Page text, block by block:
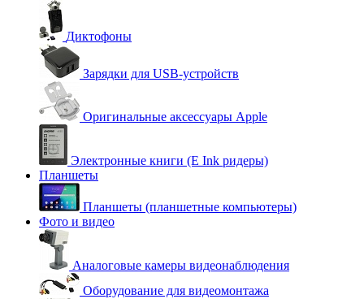
Диктофоны
Зарядки для USB-устройств
Оригинальные аксессуары Apple
Электронные книги (E Ink ридеры)
Планшеты
Планшеты (планшетные компьютеры)
Фото и видео
Аналоговые камеры видеонаблюдения
Оборудование для видеомонтажа